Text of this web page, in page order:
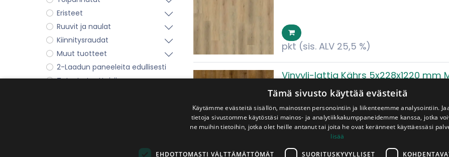
Eristeet
Ruuvit ja naulat
Kiinnitysraudat
Muut tuotteet
2-Laadun paneeleita edullisesti
Tutustu tuotteisiin
pkt (sis. ALV 25,5 %)
Vinyyli-lattia Kährs 5x228x1220 mm
(sis. ALV 25,5 %)
Tämä sivusto käyttää evästeitä
Käytämme evästeitä sisällön, mainosten personointiin ja liikenteemme analysointiin.
tietoja sivustomme käytöstäsi mainos- ja analytiikkakumppaneidemme kanssa, jotka
ne muihin tietoihin, jotka olet heille antanut tai joita he ovat keränneet käyttäessäsi
lisää
EHDOTTOMASTI VÄLTTÄMÄTTÖMÄT SUORITUSKYVYLLISET